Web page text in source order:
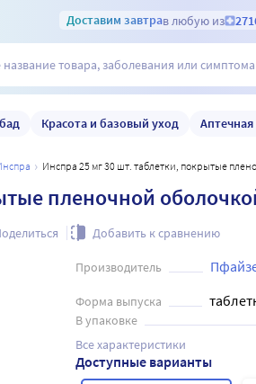
Доставим завтрав любую из
Красота и базовый уход
инспра Инспра 25 мг 30 шт. таблетки, покрытые
пленочной
Добавить к сравнению
Производитель
Форма выпуска
В упаковке
Все характеристики
Доступные варианты